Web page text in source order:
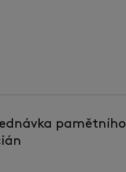
pamětního